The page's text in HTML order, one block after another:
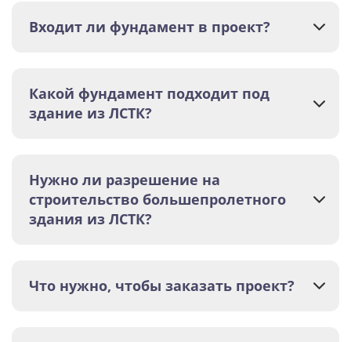
Входит ли фундамент в проект?
Какой фундамент подходит под
здание из ЛСТК?
Нужно ли разрешение на
строительство большепролетного
здания из ЛСТК?
Что нужно, чтобы заказать проект?